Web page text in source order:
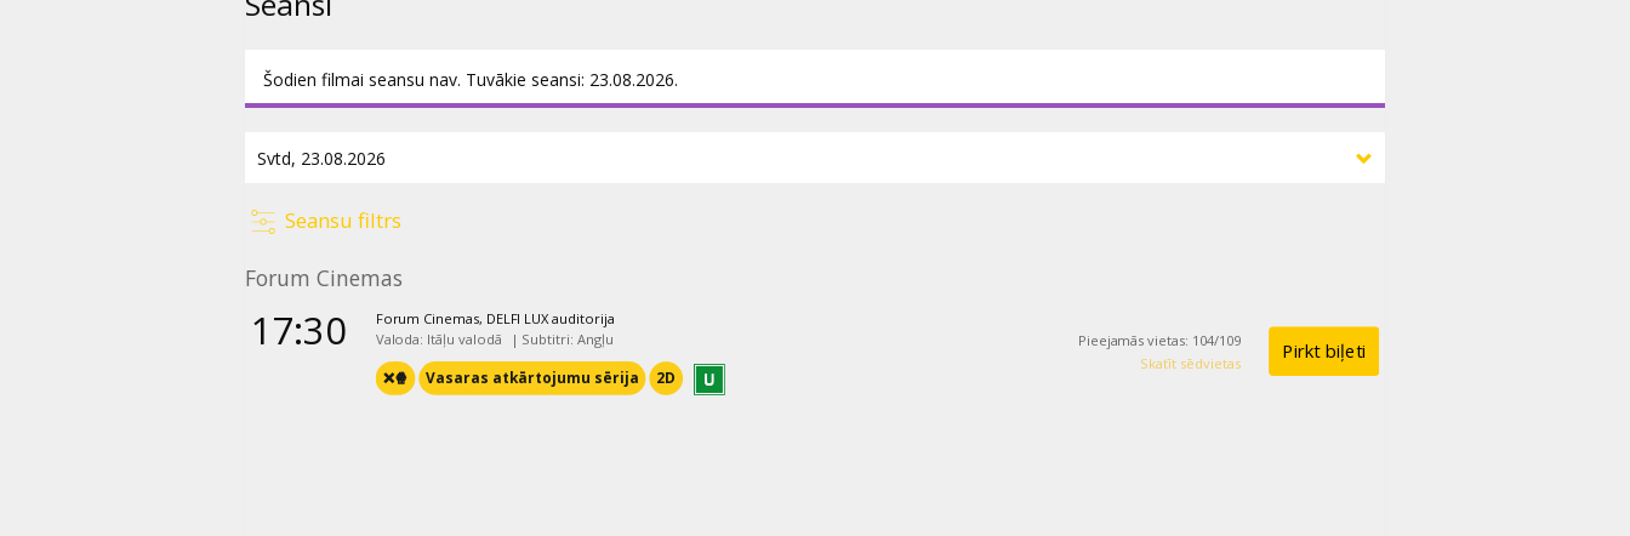
Šodien filmai seansu nav. Tuvākie seansi: 23.08.2026.
Seansu filtrs
Forum Cinemas
17:30
Forum Cinemas, DELFI LUX auditorija
Valoda: Itāļu valodā
| Subtitri: Angļu
❌🍿 Vasaras atkārtojumu sērija 2D
Pieejamās vietas: 104/109
Skatīt sēdvietas
Pirkt biļeti